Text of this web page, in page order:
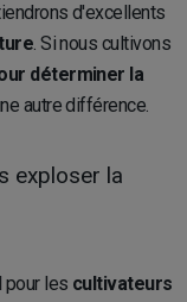
d'excellents
. Si nous cultivons
déterminer la
autre différence.
exploser la
les cultivateurs